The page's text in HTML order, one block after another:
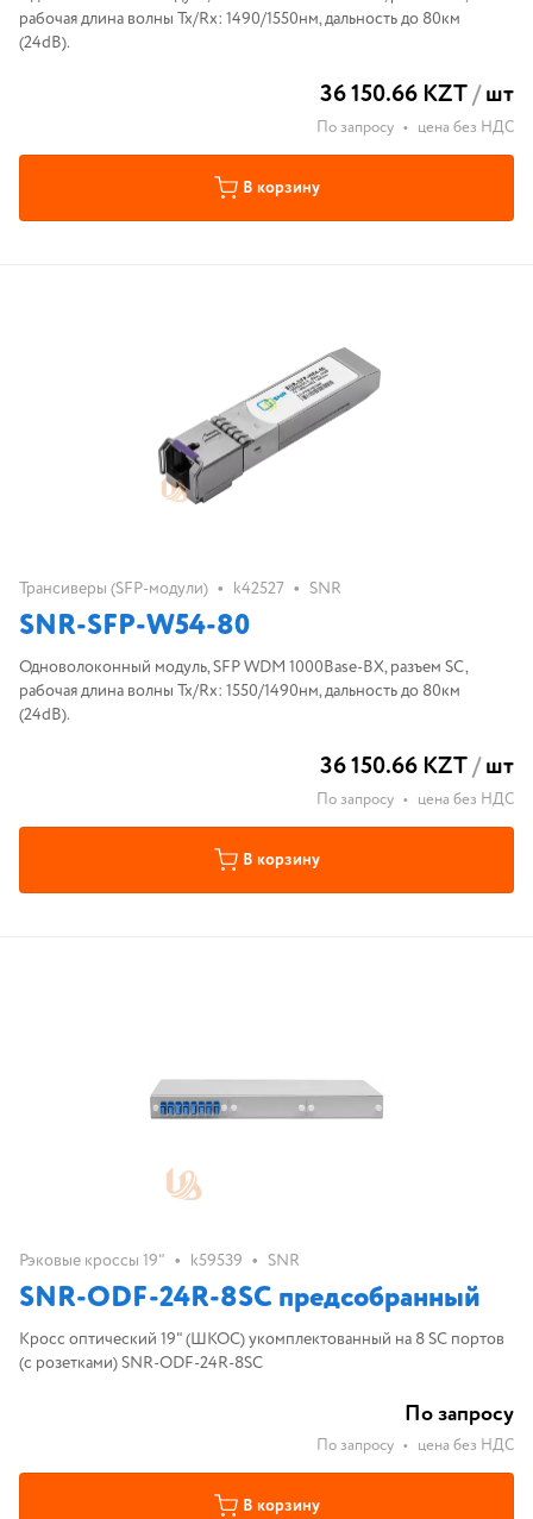
рабочая длина волны Tx/Rx: 1490/1550нм, дальность до 80км
(24dB).
36 150.66 KZT/шт
По запросу • цена без НДС
В корзину
Трансиверы (SFP-модули) • k42527 • SNR
SNR-SFP-W54-80
Одноволоконный модуль, SFP WDM 1000Base-BX, разъем SC,
рабочая длина волны Tx/Rx: 1550/1490нм, дальность до 80км
(24dB).
36 150.66 KZT/шт
По запросу • цена без НДС
В корзину
Рэковые кроссы 19" • k59539 • SNR
SNR-ODF-24R-8SC предсобранный
Кросс оптический 19" (ШКОС) укомплектованный на 8 SC портов
(с розетками) SNR-ODF-24R-8SC
По запросу
По запросу • цена без НДС
В корзину